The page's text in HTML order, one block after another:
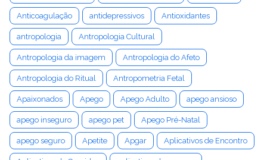
Anticoagulação antidepressivos Antioxidantes
antropologia Antropologia Cultural
Antropologia da imagem Antropologia do Afeto
Antropologia do Ritual Antropometria Fetal
Apaixonados Apego Apego Adulto apego ansioso
apego inseguro apego pet Apego Pré-Natal
apego seguro Apetite Apgar Aplicativos de Encontro